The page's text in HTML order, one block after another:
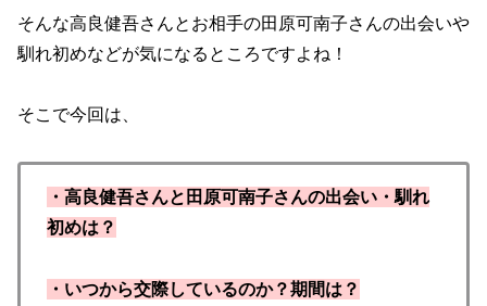
そんな高良健吾さんとお相手の田原可南子さんの出会いや
馴れ初めなどが気になるところですよね！
そこで今回は、
・高良健吾さんと田原可南子さんの出会い・馴れ
初めは？
・いつから交際しているのか？期間は？